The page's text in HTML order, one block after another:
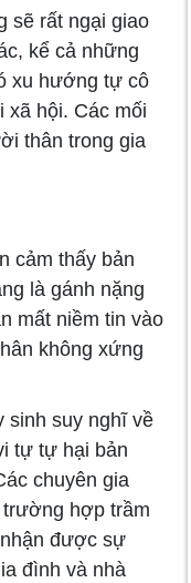
sẽ rất ngại giao
kể cả những
xu hướng tự cô
xã hội. Các mối
thân trong gia
cảm thấy bản
là gánh nặng
mất niềm tin vào
không xứng
sinh suy nghĩ về
tự tự hại bản
chuyên gia
trường hợp trầm
được sự
đình và nhà